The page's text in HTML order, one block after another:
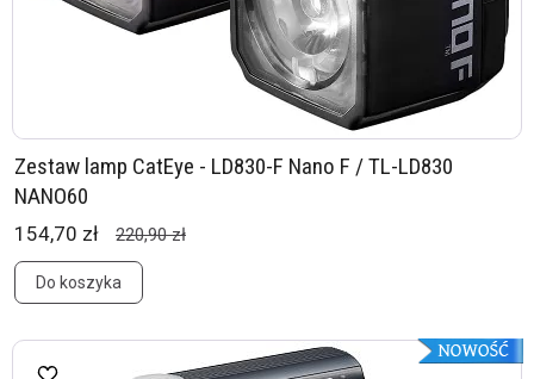
Zestaw lamp CatEye - LD830-F Nano F / TL-LD830
NANO60
154,70 zł 220,90 zł
Do koszyka